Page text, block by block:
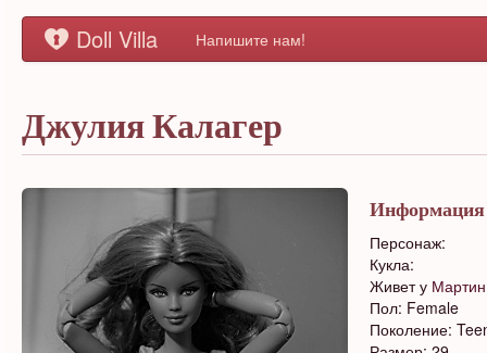
Doll Villa Напишите нам!
Джулия Калагер
Информация
Персонаж:
Кукла:
Живет у
Пол: Female
Поколение: